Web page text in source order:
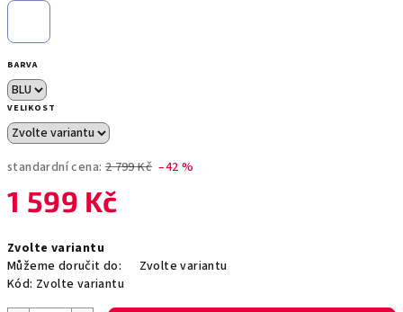
BARVA
VELIKOST
standardní cena: 2 799 Kč –42 %
1 599 Kč
cena:
Zvolte variantu
Můžeme doručit do:
Zvolte variantu
Kód: Zvolte variantu